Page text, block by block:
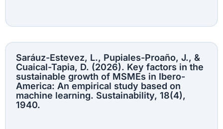
Saráuz-Estevez, L., Pupiales-Proaño, J., &
Cuaical-Tapia, D. (2026). Key factors in the
sustainable growth of MSMEs in Ibero-
America: An empirical study based on
machine learning. Sustainability, 18(4),
1940.